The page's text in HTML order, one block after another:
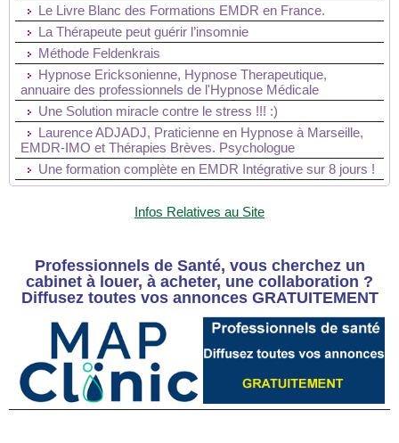
Le Livre Blanc des Formations EMDR en France.
La Thérapeute peut guérir l’insomnie
Méthode Feldenkrais
Hypnose Ericksonienne, Hypnose Therapeutique,
annuaire des professionnels de l'Hypnose Médicale
Une Solution miracle contre le stress !!! :)
Laurence ADJADJ, Praticienne en Hypnose à Marseille,
EMDR-IMO et Thérapies Brèves. Psychologue
Une formation complète en EMDR Intégrative sur 8 jours !
Infos Relatives au Site
Professionnels de Santé, vous cherchez un
cabinet à louer, à acheter, une collaboration ?
Diffusez toutes vos annonces GRATUITEMENT